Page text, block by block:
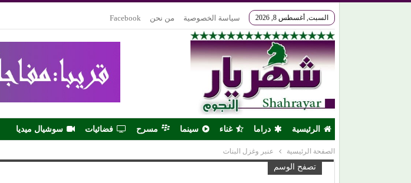
السبت, أغسطس 8, 2026 سياسة الخصوصية من نحن Facebook
الرئيسية دراما غناء سينما مسرح فضائيات سوشيال ميديا
الصفحة الرئيسية عنبر وغزل البنات
تصفح الوسم